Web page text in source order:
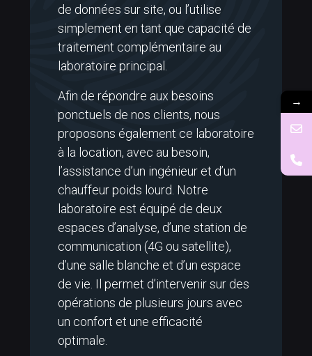
de données sur site, ou l’utilise
simplement en tant que capacité de
traitement complémentaire au
laboratoire principal.
Afin de répondre aux besoins
ponctuels de nos clients, nous
proposons également ce laboratoire
à la location, avec au besoin,
l’assistance d’un ingénieur et d’un
chauffeur poids lourd. Notre
laboratoire est équipé de deux
espaces d’analyse, d’une station de
communication (4G ou satellite),
d’une salle blanche et d’un espace
de vie. Il permet d’intervenir sur des
opérations de plusieurs jours avec
un confort et une efficacité
optimale.
→